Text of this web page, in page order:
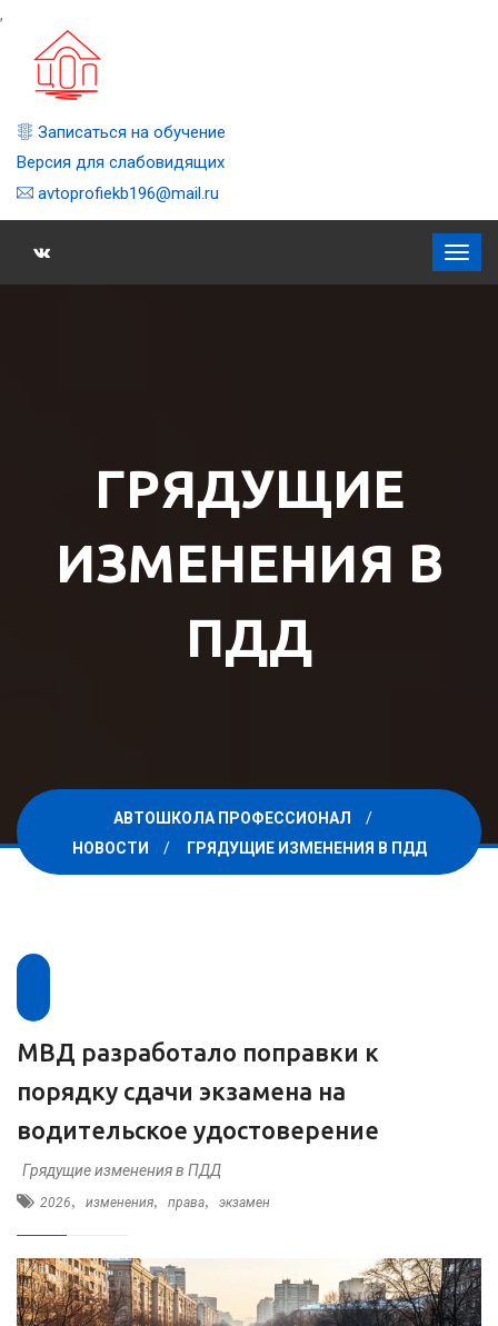
,
Записаться на обучение
Версия для слабовидящих
avtoprofiekb196@mail.ru
ГРЯДУЩИЕ
ИЗМЕНЕНИЯ В
ПДД
АВТОШКОЛА ПРОФЕССИОНАЛ
НОВОСТИ
ГРЯДУЩИЕ ИЗМЕНЕНИЯ В ПДД
МВД разработало поправки к
порядку сдачи экзамена на
водительское удостоверение
Грядущие изменения в ПДД
2026, изменения, права, экзамен